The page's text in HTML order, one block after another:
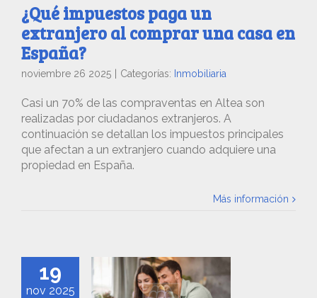
¿Qué impuestos paga un
extranjero al comprar una casa en
España?
noviembre 26 2025 | Categorías: Inmobiliaria
Casi un 70% de las compraventas en Altea son
realizadas por ciudadanos extranjeros. A
continuación se detallan los impuestos principales
que afectan a un extranjero cuando adquiere una
propiedad en España.
Más información
19
nov 2025